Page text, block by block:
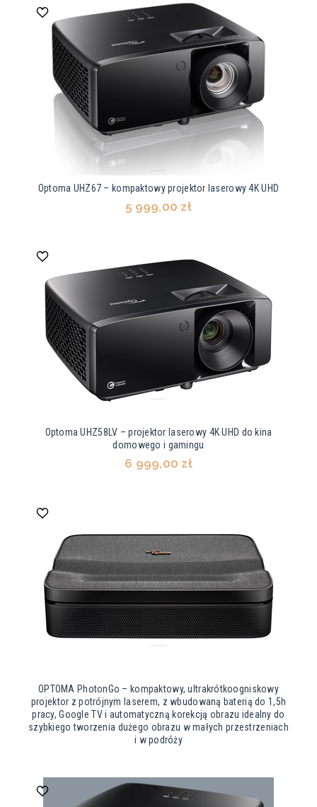
Optoma UHZ67 – kompaktowy projektor laserowy 4K UHD
5 999,00 zł
Optoma UHZ58LV – projektor laserowy 4K UHD do kina
domowego i gamingu
6 999,00 zł
OPTOMA PhotonGo – kompaktowy, ultrakrótkoogniskowy
projektor z potrójnym laserem, z wbudowaną baterią do 1,5h
pracy, Google TV i automatyczną korekcją obrazu idealny do
szybkiego tworzenia dużego obrazu w małych przestrzeniach
i w podróży